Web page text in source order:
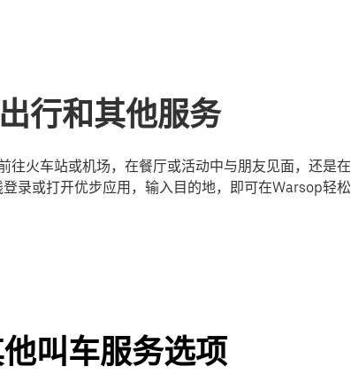
行和其他服务
火车站或机场，在餐厅或活动中与朋友见面，还是在
录或打开优步应用，输入目的地，即可在Warsop轻松
叫车服务选项